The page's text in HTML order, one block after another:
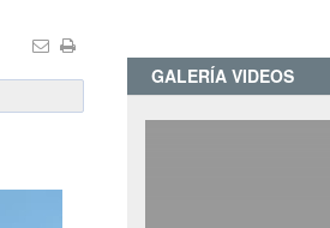
GALERÍA VIDEOS